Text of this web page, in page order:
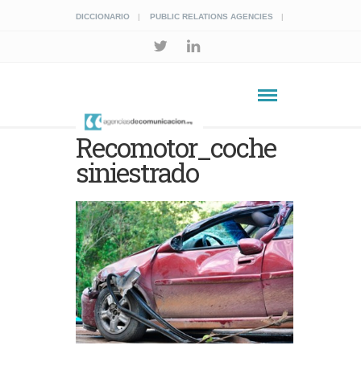
DICCIONARIO PUBLIC RELATIONS AGENCIES
Recomotor_coche
siniestrado